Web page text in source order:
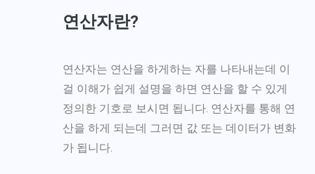
연산자란?
연산자는 연산을 하게하는 자를 나타내는데 이
걸 이해가 쉽게 설명을 하면 연산을 할 수 있게
정의한 기호로 보시면 됩니다. 연산자를 통해 연
산을 하게 되는데 그러면 값 또는 데이터가 변화
가 됩니다.